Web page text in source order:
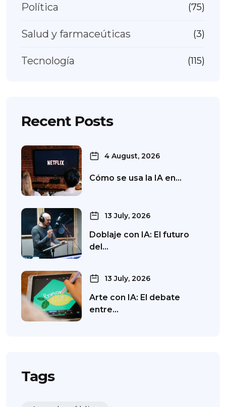
Política (75)
Salud y farmaceúticas (3)
Tecnología (115)
Recent Posts
4 August, 2026
Cómo se usa la IA en…
13 July, 2026
Doblaje con IA: El futuro
del…
13 July, 2026
Arte con IA: El debate
entre…
Tags